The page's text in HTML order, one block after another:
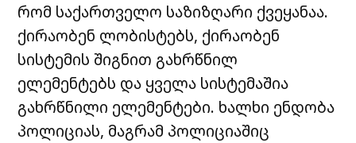
რომ საქართველო საზიზღარი ქვეყანაა.
ქირაობენ ლობისტებს, ქირაობენ
სისტემის შიგნით გახრწნილ
ელემენტებს და ყველა სისტემაშია
გახრწნილი ელემენტები. ხალხი ენდობა
პოლიციას, მაგრამ პოლიციაშიც